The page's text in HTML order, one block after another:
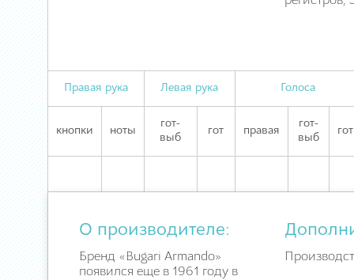
Правая рука Левая рука Голоса
кнопки ноты
гот-
выб
гот правая
гот-
выб
гот
О производителе:
Бренд «Bugari Armando»
появился еще в 1961 году в